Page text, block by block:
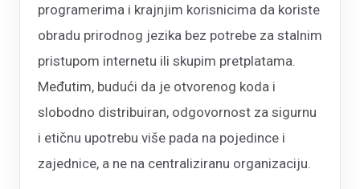
programerima i krajnjim korisnicima da koriste
obradu prirodnog jezika bez potrebe za stalnim
pristupom internetu ili skupim pretplatama.
Međutim, budući da je otvorenog koda i
slobodno distribuiran, odgovornost za sigurnu
i etičnu upotrebu više pada na pojedince i
zajednice, a ne na centraliziranu organizaciju.